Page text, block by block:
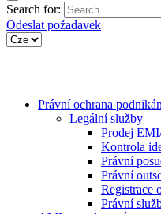
Search for:
Odeslat požadavek
Právní ochrana
Legální služby
Prodej
Kontrola
Právní
Právní
Registrace
Právní